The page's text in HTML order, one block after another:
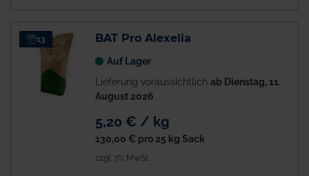
13 BAT Pro Alexelia
Auf Lager
Lieferung voraussichtlich ab Dienstag, 11.
August 2026
5,20 € / kg
130,00 € pro 25 kg Sack
zzgl. 7% MwSt.